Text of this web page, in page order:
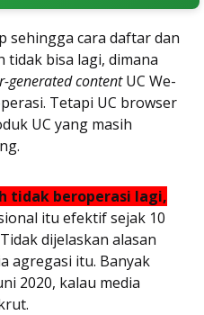
sehingga cara daftar dan
tidak bisa lagi, dimana
generated contentUC We-
Tetapi UC browser
UC yang masih
tidak beroperasi lagi,
itu efektif sejak 10
dijelaskan alasan
agregasi itu. Banyak
2020, kalau media